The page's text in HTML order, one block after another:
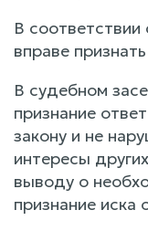
В
вправе
В судебном
признание
закону и не
интересы
выводу о
признание